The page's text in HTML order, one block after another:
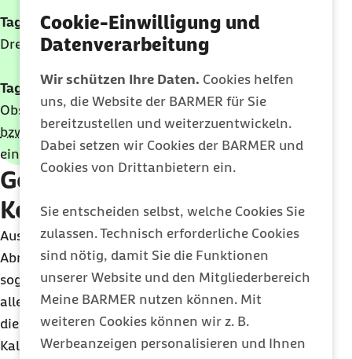
Cookie-Einwilligung und
Datenverarbeitung
Wir schützen Ihre Daten. Cookies helfen
uns, die Website der BARMER für Sie
bereitzustellen und weiterzuentwickeln.
Dabei setzen wir Cookies der BARMER und
Cookies von Drittanbietern ein.
Sie entscheiden selbst, welche Cookies Sie
zulassen. Technisch erforderliche Cookies
sind nötig, damit Sie die Funktionen
unserer Website und den Mitgliederbereich
Meine BARMER nutzen können. Mit
weiteren Cookies können wir z. B.
Werbeanzeigen personalisieren und Ihnen
Tag 6: Fleisch mit (grünem) Gemüse und Salat (als
Dressing ist höchstens etwas Essig und Öl erlaubt).
Tag 7: Gemüse, Vollkornreis (oder Kartoffeln) und
Obstsaft (je nach Quelle sollte dieser ungezuckert,
bzw.
ungesüßt sein, die Menge an Saft variiert von
einem Glas bis unbegrenzt).
Gesund abnehmen mit
Kohlsuppe?
Aus ernährungswissenschaftlicher Sicht ist das
Abnehmen mit Kohlsuppe möglich – und zwar
sogar innerhalb weniger Tage. Hintergrund ist vor
allem der Verzicht auf Lebensmittel und Speisen,
die in der Regel wesentlich zur täglichen
Kalorienzufuhr beitragen (z. B.Müsli, Brot,